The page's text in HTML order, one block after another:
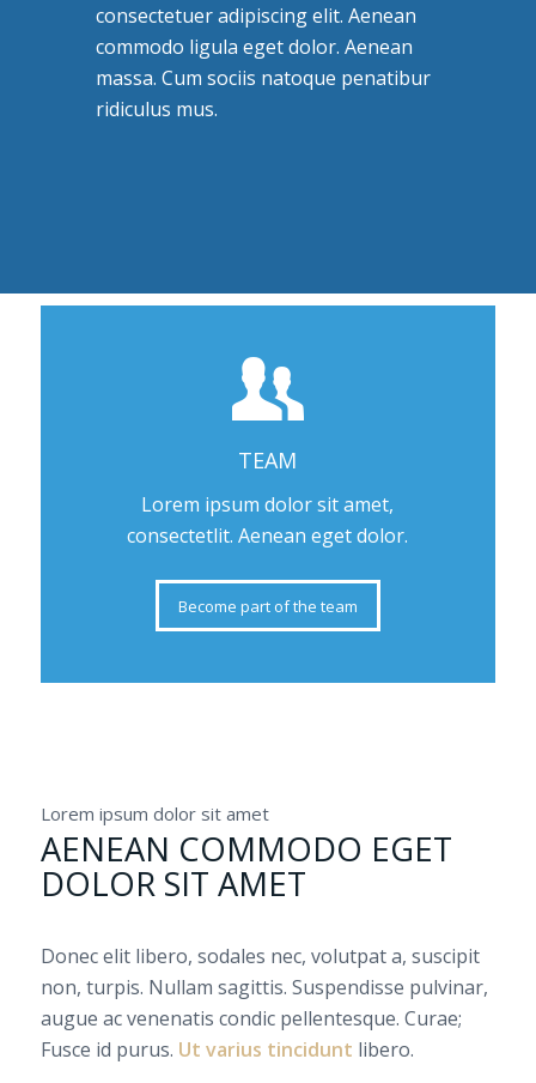
consectetuer adipiscing elit. Aenean
commodo ligula eget dolor. Aenean
massa. Cum sociis natoque penatibur
ridiculus mus.
TEAM
Lorem ipsum dolor sit amet,
consectetlit. Aenean eget dolor.
Become part of the team
Lorem ipsum dolor sit amet
AENEAN COMMODO EGET
DOLOR SIT AMET
Donec elit libero, sodales nec, volutpat a, suscipit
non, turpis. Nullam sagittis. Suspendisse pulvinar,
augue ac venenatis condic pellentesque. Curae;
Fusce id purus. Ut varius tincidunt libero.